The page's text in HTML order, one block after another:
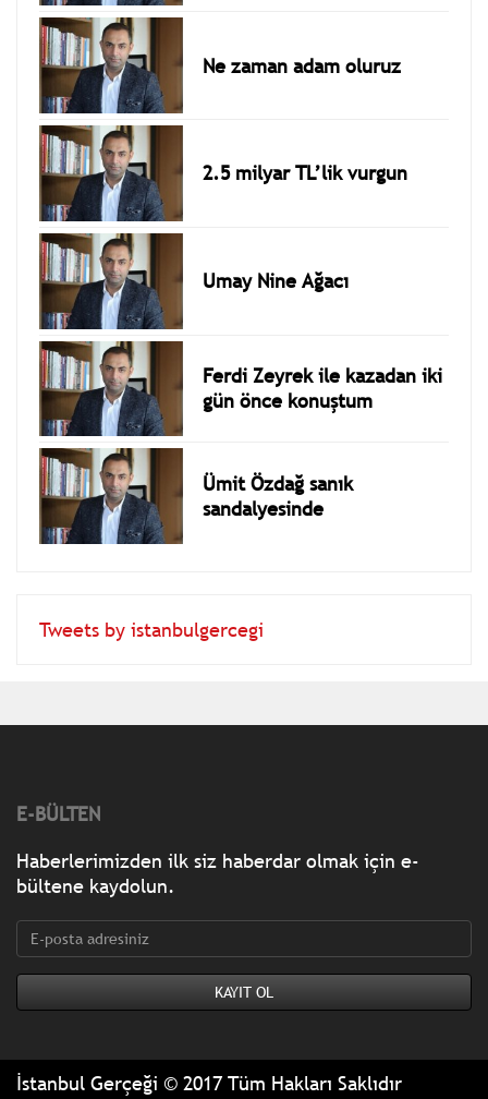
Ne zaman adam oluruz
2.5 milyar TL’lik vurgun
Umay Nine Ağacı
Ferdi Zeyrek ile kazadan iki
gün önce konuştum
Ümit Özdağ sanık
sandalyesinde
Tweets by istanbulgercegi
E-BÜLTEN
Haberlerimizden ilk siz haberdar olmak için e-
bültene kaydolun.
İstanbul Gerçeği © 2017 Tüm Hakları Saklıdır